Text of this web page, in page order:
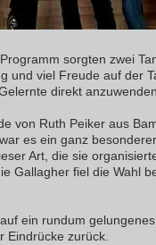
sorgten zwei
und viel Freude auf der
direkt
von Ruth Peiker aus
es ein ganz
Art, die sie
Gallagher fiel die Wahl
ein rundum
Eindrücke zurück.